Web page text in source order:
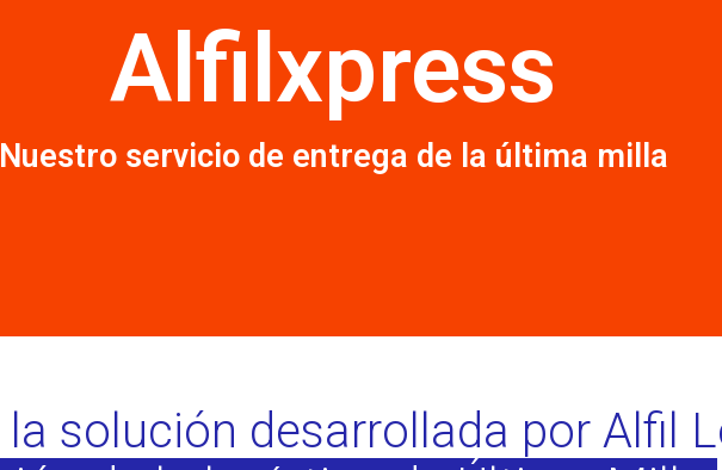
Alfilxpress
Nuestro servicio de entrega de la última milla
solución desarrollada por Alfil